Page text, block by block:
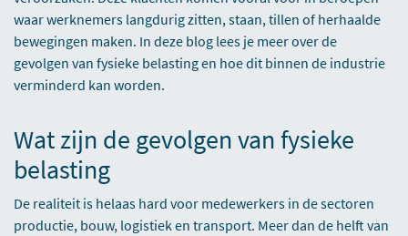
waar werknemers langdurig zitten, staan, tillen of herhaalde
bewegingen maken. In deze blog lees je meer over de
gevolgen van fysieke belasting en hoe dit binnen de industrie
verminderd kan worden.
Wat zijn de gevolgen van fysieke
belasting
De realiteit is helaas hard voor medewerkers in de sectoren
productie, bouw, logistiek en transport. Meer dan de helft van